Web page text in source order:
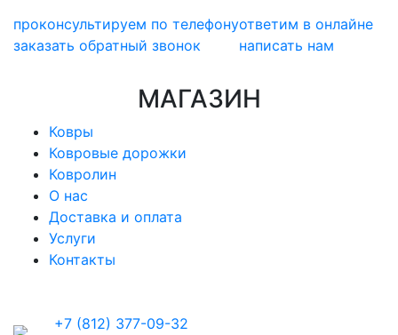
проконсультируем по телефону
заказать обратный звонок
ответим в онлайне
написать нам
МАГАЗИН
Ковры
Ковровые дорожки
Ковролин
О нас
Доставка и оплата
Услуги
Контакты
+7 (812) 377-09-32